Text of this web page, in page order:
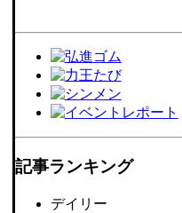
記事ランキング
デイリー